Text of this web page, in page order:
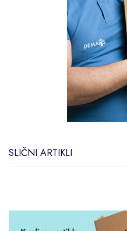
SLIČNI ARTIKLI